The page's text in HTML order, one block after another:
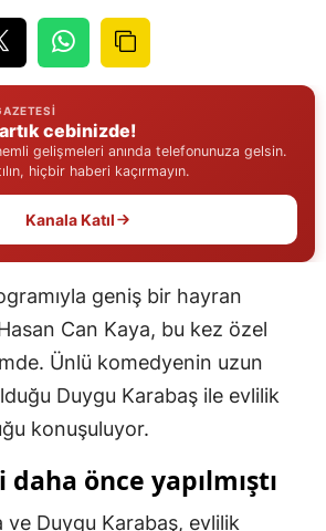
Eskişehir
Gaziantep
Gümüşhane
Hakkari
Hatay
Isparta
Mersin
İstanbul
İzmir
Kars
Kastamonu
cebinizde!
gelişmeleri anında telefonunuza gelsin.
hiçbir haberi kaçırmayın.
Kanala Katıl
geniş bir hayran
Can Kaya, bu kez özel
Ünlü komedyenin uzun
Duygu Karabaş ile evlilik
konuşuluyor.
önce yapılmıştı
ve Duygu Karabaş, evlilik